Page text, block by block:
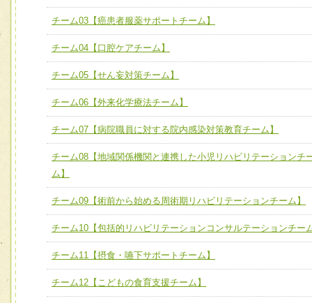
必要に応じて柔軟に医療チームを組織し、強調できる
ユニット３ 多職種連携力
他職種の視点とスキルを学び、相互理解と連携を深める
宅患者等支援チーム】
チーム05【せん妄対策チーム】
チーム06【外来化学療法チーム】
チーム07【病院職員に対する院内感染対策教育チーム】
チーム08【地域関係機関と連携した小児リハビリテーショ
チーム09【術前から始める周術期リハビリテーションチー
ム】
チーム10【包括的リハビリテーションコンサルテーション
ーム】
チーム11【摂食・嚥下サポートチーム】
チーム03【癌患者服薬サポートチーム】
チーム04【口腔ケアチーム】
チーム05【せん妄対策チーム】
チーム06【外来化学療法チーム】
チーム07【病院職員に対する院内感染対策教育チーム】
チーム08【地域関係機関と連携した小児リハビリテーションチ
ム】
チーム09【術前から始める周術期リハビリテーションチーム】
チーム10【包括的リハビリテーションコンサルテーションチー
チーム11【摂食・嚥下サポートチーム】
チーム12【こどもの食育支援チーム】